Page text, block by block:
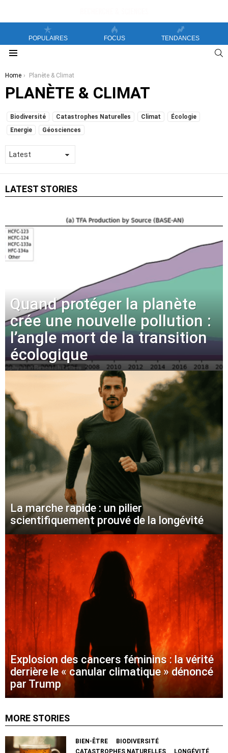
POPULAIRES FOCUS TENDANCES
You are here:
Home Planète & Climat
PLANÈTE & CLIMAT
SUBTERMS
Biodiversité Catastrophes Naturelles Climat
Écologie
Energie
Géosciences
LATEST STORIES
Quand protéger la planète
crée une nouvelle pollution :
l’angle mort de la transition
écologique
La marche rapide : un pilier
scientifiquement prouvé de la longévité
Explosion des cancers féminins : la vérité
derrière le « canular climatique » dénoncé
par Trump
MORE STORIES
BIEN-ÊTRE
BIODIVERSITÉ